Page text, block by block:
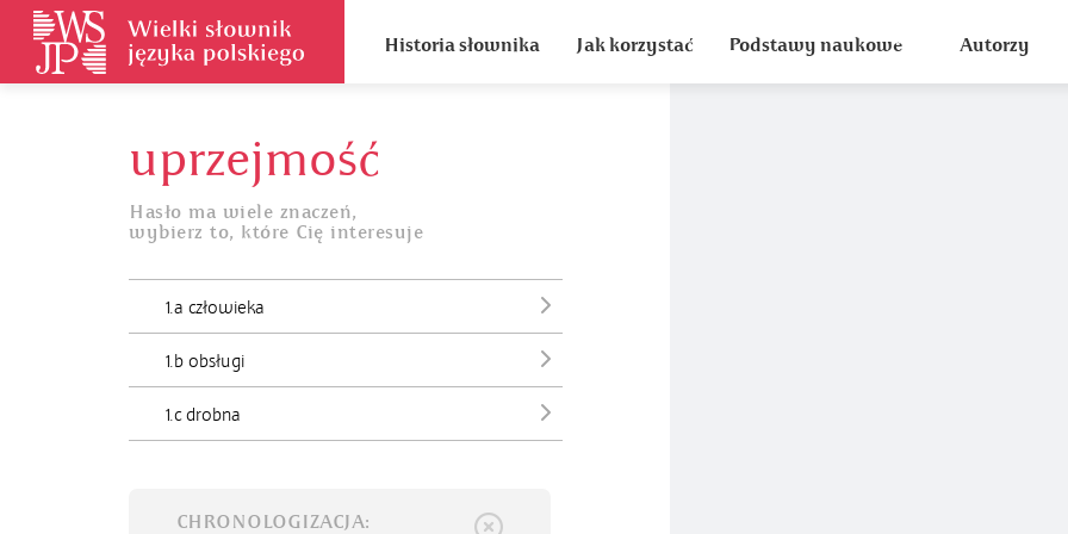
Historia słownika Jak korzystać Podstawy naukowe Autorzy
uprzejmość
Hasło ma wiele znaczeń,
wybierz to, które Cię interesuje
1.a człowieka
1.b obsługi
1.c drobna
CHRONOLOGIZACJA: